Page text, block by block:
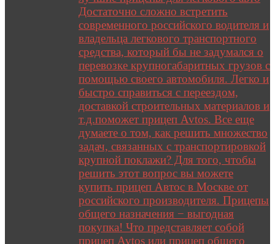
Достаточно сложно встретить
современного российского водителя и
владельца легкового транспортного
средства, который бы не задумался о
перевозке крупногабаритных грузов с
помощью своего автомобиля. Легко и
быстро справиться с переездом,
доставкой строительных материалов и
т.д.поможет прицеп Avtos. Все еще
думаете о том, как решить множество
задач, связанных с транспортировкой
крупной поклажи? Для того, чтобы
решить этот вопрос вы можете
купить прицеп Автос в Москве от
российского производителя. Прицепы
общего назначения − выгодная
покупка! Что представляет собой
прицеп Avtos или прицеп общего